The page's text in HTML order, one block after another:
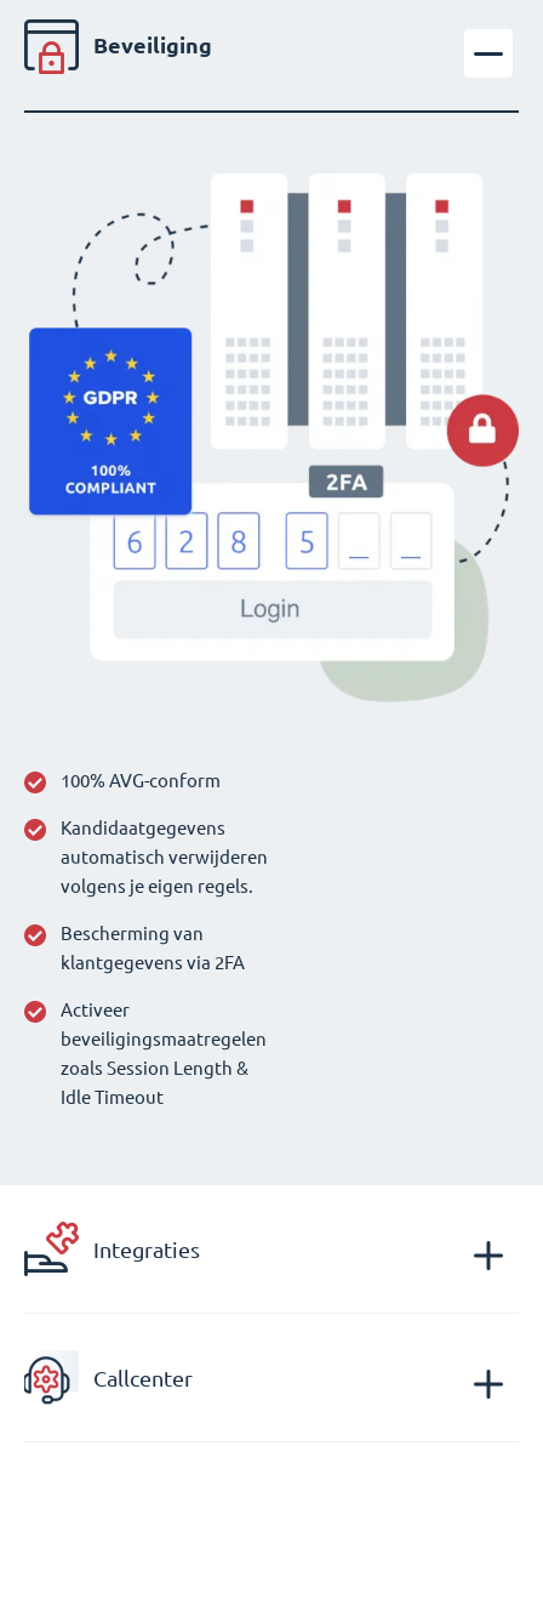
Beveiliging
100% AVG-conform
Kandidaatgegevens
automatisch verwijderen
volgens je eigen regels.
Bescherming van
klantgegevens via 2FA
Activeer
beveiligingsmaatregelen
zoals Session Length &
Idle Timeout
Integraties
Callcenter